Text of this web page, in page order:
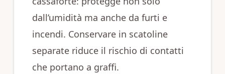
dall’umidità ma anche da furti e
incendi. Conservare in scatoline
separate riduce il rischio di contatti
che portano a graffi.